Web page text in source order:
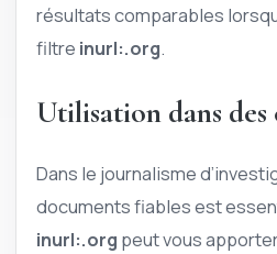
résultats comparables
filtre inurl:.org.
Utilisation dans des
Dans le journalisme
documents fiables est
inurl:.org peut vous